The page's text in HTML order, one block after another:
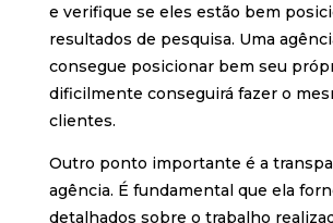
e verifique se eles estão bem
resultados de pesquisa. Uma
consegue posicionar bem seu
dificilmente conseguirá fazer o
clientes.
Outro ponto importante é a
agência. É fundamental que ela
detalhados sobre o trabalho